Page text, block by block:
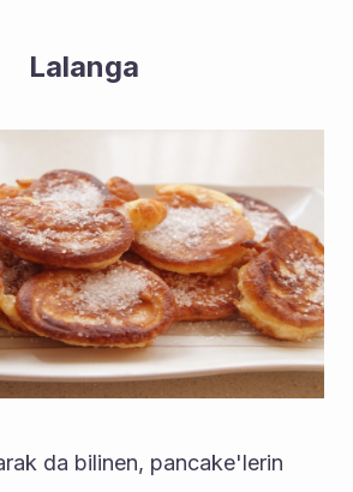
Lalanga
da bilinen, pancake'lerin